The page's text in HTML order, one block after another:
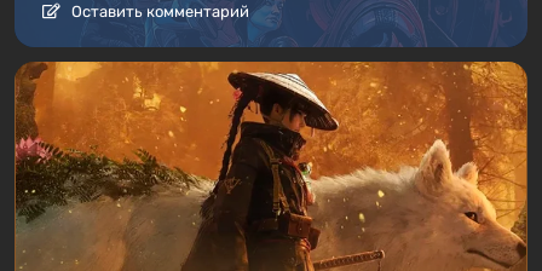
Оставить комментарий